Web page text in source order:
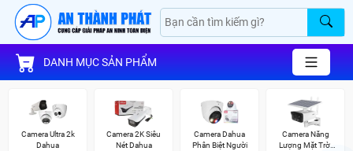
DANH MỤC SẢN PHẨM
Camera Ultra 2k
Dahua
Camera 2K Siêu
Nét Dahua
Camera Dahua
Phân Biệt Người
Camera Năng
Lượng Mặt Trời